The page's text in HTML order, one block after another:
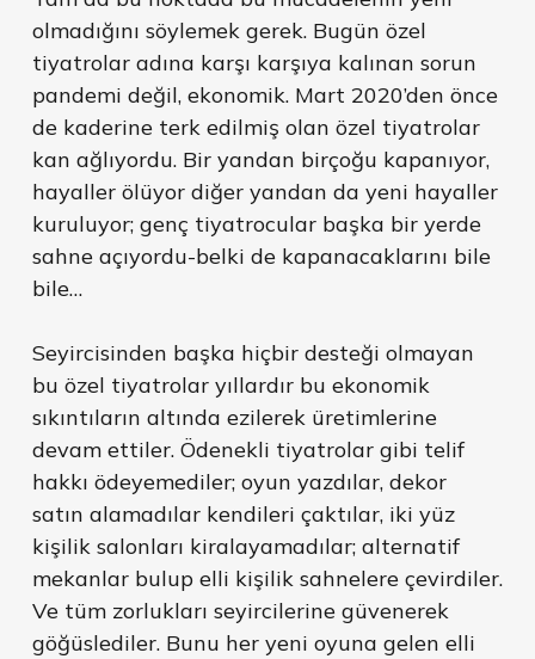
olmadığını söylemek gerek. Bugün özel
tiyatrolar adına karşı karşıya kalınan sorun
pandemi değil, ekonomik. Mart 2020’den önce
de kaderine terk edilmiş olan özel tiyatrolar
kan ağlıyordu. Bir yandan birçoğu kapanıyor,
hayaller ölüyor diğer yandan da yeni hayaller
kuruluyor; genç tiyatrocular başka bir yerde
sahne açıyordu-belki de kapanacaklarını bile
bile…
Seyircisinden başka hiçbir desteği olmayan
bu özel tiyatrolar yıllardır bu ekonomik
sıkıntıların altında ezilerek üretimlerine
devam ettiler. Ödenekli tiyatrolar gibi telif
hakkı ödeyemediler; oyun yazdılar, dekor
satın alamadılar kendileri çaktılar, iki yüz
kişilik salonları kiralayamadılar; alternatif
mekanlar bulup elli kişilik sahnelere çevirdiler.
Ve tüm zorlukları seyircilerine güvenerek
göğüslediler. Bunu her yeni oyuna gelen elli